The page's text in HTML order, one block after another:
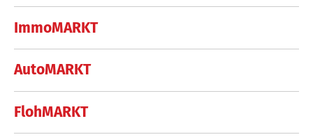
ImmoMARKT
AutoMARKT
FlohMARKT